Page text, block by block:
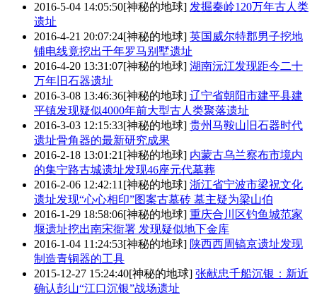
2016-5-04 14:05:50[神秘的地球] 发掘秦岭120万年古人类
遗址
2016-4-21 20:07:24[神秘的地球] 英国威尔特郡男子挖地
铺电线竟挖出千年罗马别墅遗址
2016-4-20 13:31:07[神秘的地球] 湖南沅江发现距今二十
万年旧石器遗址
2016-3-08 13:46:36[神秘的地球] 辽宁省朝阳市建平县建
平镇发现疑似4000年前大型古人类聚落遗址
2016-3-03 12:15:33[神秘的地球] 贵州马鞍山旧石器时代
遗址骨角器的最新研究成果
2016-2-18 13:01:21[神秘的地球] 内蒙古乌兰察布市境内
的集宁路古城遗址发现46座元代墓葬
2016-2-06 12:42:11[神秘的地球] 浙江省宁波市梁祝文化
遗址发现“心心相印”图案古墓砖 墓主疑为梁山伯
2016-1-29 18:58:06[神秘的地球] 重庆合川区钓鱼城范家
堰遗址挖出南宋衙署 发现疑似地下金库
2016-1-04 11:24:53[神秘的地球] 陕西西周镐京遗址发现
制造青铜器的工具
2015-12-27 15:24:40[神秘的地球] 张献忠千船沉银：新近
确认彭山“江口沉银”战场遗址